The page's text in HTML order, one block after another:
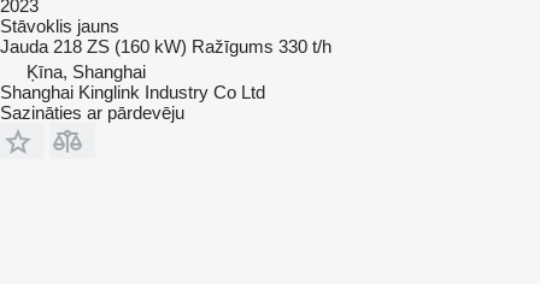
2023
Stāvoklis jauns
Jauda 218 ZS (160 kW) Ražīgums 330 t/h
Ķīna, Shanghai
Shanghai Kinglink Industry Co Ltd
Sazināties ar pārdevēju